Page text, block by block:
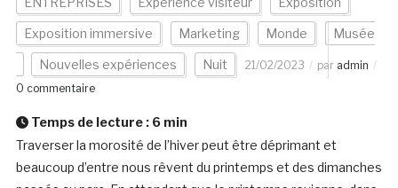
Exposition immersive Marketing Monde Musée
Nouvelles expériences Nuit 21/02/2023 par admin
0 commentaire
Temps de lecture : 6 min
Traverser la morosité de l’hiver peut être déprimant et
beaucoup d’entre nous rêvent du printemps et des dimanches